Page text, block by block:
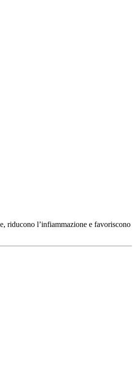
riducono l’infiammazione e favoriscono